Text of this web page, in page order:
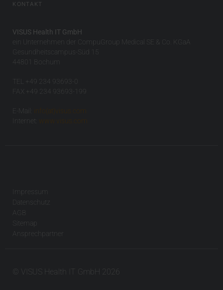
KONTAKT
VISUS Health IT GmbH
ein Unternehmen der CompuGroup Medical SE & Co. KGaA
Gesundheitscampus-Süd 15
44801 Bochum
TEL +49 234 93693-0
FAX +49 234 93693-199
E-Mail:
info(at)visus.com
Internet:
www.visus.com
Impressum
Datenschutz
AGB
Sitemap
Ansprechpartner
© VISUS Health IT GmbH 2026